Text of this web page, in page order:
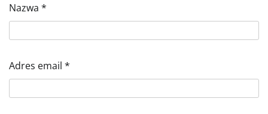
Nazwa *
Adres email *